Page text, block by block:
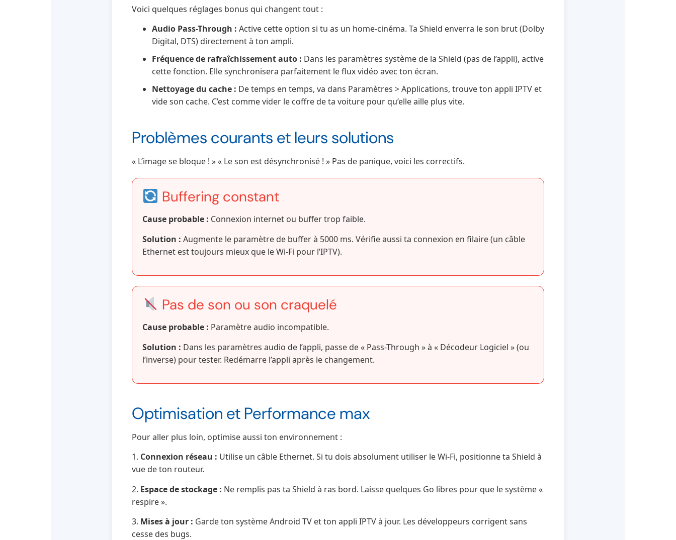
Voici quelques réglages bonus qui changent tout :
Audio Pass-Through : Active cette option si tu as un home-cinéma. Ta Shield enverra le son brut (Dolby
Digital, DTS) directement à ton ampli.
Fréquence de rafraîchissement auto : Dans les paramètres système de la Shield (pas de l’appli), active
cette fonction. Elle synchronisera parfaitement le flux vidéo avec ton écran.
Nettoyage du cache : De temps en temps, va dans Paramètres > Applications, trouve ton appli IPTV et
vide son cache. C’est comme vider le coffre de ta voiture pour qu’elle aille plus vite.
Problèmes courants et leurs solutions
« L’image se bloque ! » « Le son est désynchronisé ! » Pas de panique, voici les correctifs.
Buffering constant
Cause probable : Connexion internet ou buffer trop faible.
Solution : Augmente le paramètre de buffer à 5000 ms. Vérifie aussi ta connexion en filaire (un câble
Ethernet est toujours mieux que le Wi-Fi pour l’IPTV).
Pas de son ou son craquelé
Cause probable : Paramètre audio incompatible.
Solution : Dans les paramètres audio de l’appli, passe de « Pass-Through » à « Décodeur Logiciel » (ou
l’inverse) pour tester. Redémarre l’appli après le changement.
Optimisation et Performance max
Pour aller plus loin, optimise aussi ton environnement :
1. Connexion réseau : Utilise un câble Ethernet. Si tu dois absolument utiliser le Wi-Fi, positionne ta Shield à
vue de ton routeur.
2. Espace de stockage : Ne remplis pas ta Shield à ras bord. Laisse quelques Go libres pour que le système «
respire ».
3. Mises à jour : Garde ton système Android TV et ton appli IPTV à jour. Les développeurs corrigent sans
cesse des bugs.